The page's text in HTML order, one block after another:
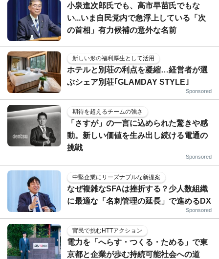
小泉進次郎氏でも、高市早苗氏でもな
い...いま自民党内で急浮上している「次
の首相」有力候補の意外な名前
新しい形の福利厚生として活用
ホテルと別荘の利点を凝縮…経営者が選
ぶシェア別荘｢GLAMDAY STYLE｣
Sponsored
期待を超えるチームの強さ
「さすが」の一言に込められた驚きや感
動。新しい価値を生み出し続ける電通の
挑戦
Sponsored
中堅企業にリーズナブルな新提案
なぜ複雑なSFAは挫折する？少人数組織
に最適な「名刺管理の延長」で進めるDX
Sponsored
官民で挑むHTTアクション
電力を「へらす・つくる・ためる」で東
京都と企業が歩む持続可能社会への道